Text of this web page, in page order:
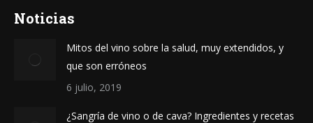
Noticias
Mitos del vino sobre la salud, muy extendidos, y
que son erróneos
6 julio, 2019
¿Sangría de vino o de cava? Ingredientes y recetas